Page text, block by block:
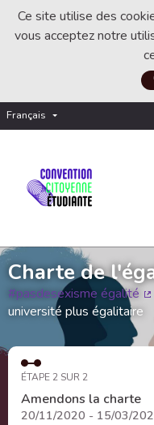
Ce site utilise des
vous acceptez notre
Français Choisir la langue
Charte de
#pasdesexisme égalité
université plus égalitaire
ÉTAPE 2 SUR 2
Amendons la charte
20/11/2020 - 15/03/